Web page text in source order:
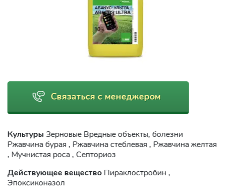
Связаться с менеджером
КультурыЗерновые Вредные объекты, болезни
Ржавчина бурая , Ржавчина стеблевая , Ржавчина желтая
, Мучнистая роса , Септориоз
Действующее веществоПираклостробин ,
Эпоксиконазол